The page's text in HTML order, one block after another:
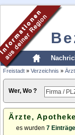
Freistadt » Verzeichnis »
Wer, Wo ?
Ärzte,
es wurden 7 Einträge